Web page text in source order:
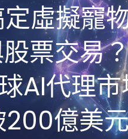
虛擬寵
票交易
AI代理
200億美